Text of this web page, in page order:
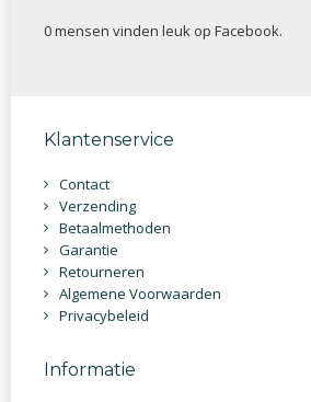
0 mensen vinden leuk op Facebook.
Klantenservice
Contact
Verzending
Betaalmethoden
Garantie
Retourneren
Algemene Voorwaarden
Privacybeleid
Informatie